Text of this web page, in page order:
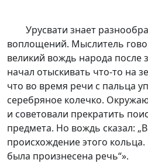
Надземное, 233.
Урусвати знает
воплощений. Мыслитель
великий вождь народа после
начал отыскивать что-то на
что во время речи с пальца
серебряное колечко.
и советовали прекратить
предмета. Но вождь сказал:
происхождение этого
была произнесена речь“».